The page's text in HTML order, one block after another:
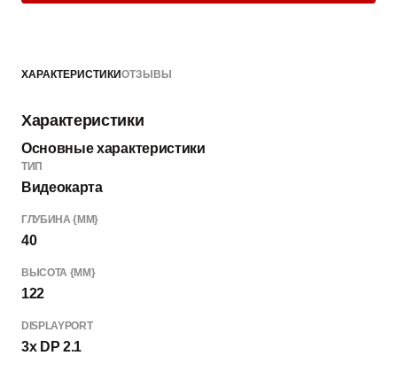
ХАРАКТЕРИСТИКИОТЗЫВЫ
Характеристики
Основные характеристики
ТИП
Видеокарта
ГЛУБИНА {ММ}
40
ВЫСОТА {ММ}
122
DISPLAYPORT
3x DP 2.1